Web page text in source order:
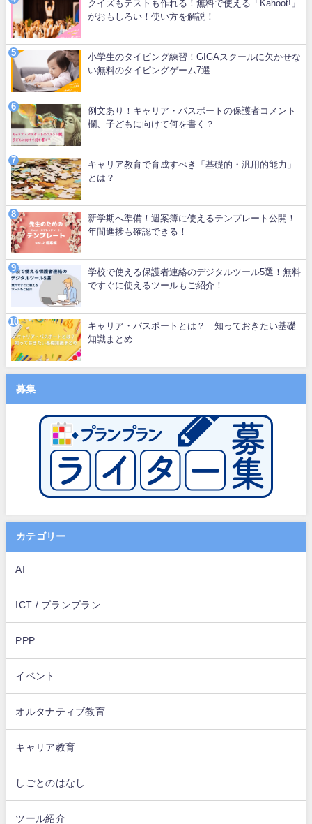
クイズもテストも作れる！無料で使える「Kahoot!」
がおもしろい！使い方を解説！
小学生のタイピング練習！GIGAスクールに欠かせな
い無料のタイピングゲーム7選
例文あり！キャリア・パスポートの保護者コメント
欄、子どもに向けて何を書く？
キャリア教育で育成すべき「基礎的・汎用的能力」
とは？
新学期へ準備！週案簿に使えるテンプレート公開！
年間進捗も確認できる！
学校で使える保護者連絡のデジタルツール5選！無料
ですぐに使えるツールもご紹介！
キャリア・パスポートとは？｜知っておきたい基礎
知識まとめ
募集
カテゴリー
AI
ICT / プランプラン
PPP
イベント
オルタナティブ教育
キャリア教育
しごとのはなし
ツール紹介